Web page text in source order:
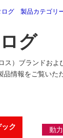
ログ 製品カテゴリ
グ
ス）ブランドおよ
情報をご覧いた
動
ク